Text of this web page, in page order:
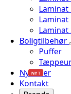
Laminat
Laminat
Laminat
Boligtilbehør
Puffer
Nyheder
NYT
Kontakt